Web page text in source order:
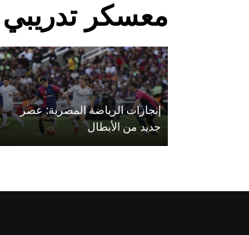
معسكر تدريبي
إنجازات الرياضة المصرية: عصر
جديد من الأبطال